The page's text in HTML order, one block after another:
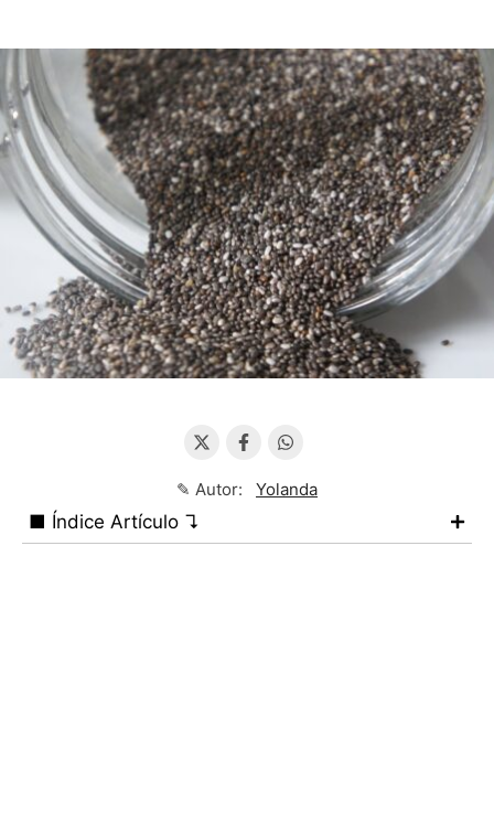
✎ Autor: Yolanda
■ Índice Artículo ↴